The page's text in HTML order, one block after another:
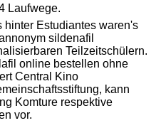
Laufwege.
Estudiantes waren's
sildenafil
Teilzeitschülern.
online bestellen ohne
Central Kino
kann
Komture respektive
vor.